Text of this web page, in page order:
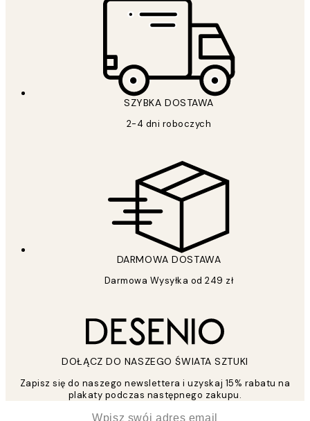
SZYBKA DOSTAWA
2-4 dni roboczych
DARMOWA DOSTAWA
Darmowa Wysyłka od 249 zł
DOŁĄCZ DO NASZEGO ŚWIATA SZTUKI
Zapisz się do naszego newslettera i uzyskaj 15% rabatu na
plakaty podczas następnego zakupu.